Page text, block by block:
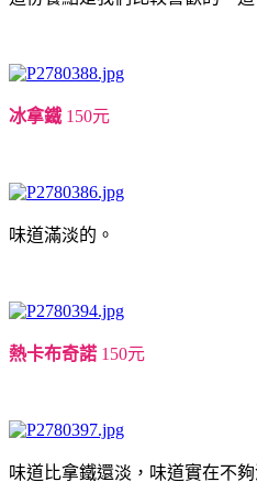
冰拿鐵150元
味道滿淡的。
熱卡布奇諾 150元
味道比拿鐵還淡，味道實在不